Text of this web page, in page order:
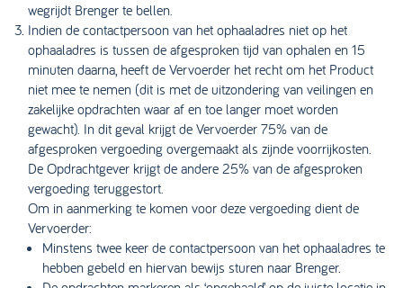
wegrijdt Brenger te bellen.
Indien de contactpersoon van het ophaaladres niet op het
ophaaladres is tussen de afgesproken tijd van ophalen en 15
minuten daarna, heeft de Vervoerder het recht om het Product
niet mee te nemen (dit is met de uitzondering van veilingen en
zakelijke opdrachten waar af en toe langer moet worden
gewacht). In dit geval krijgt de Vervoerder 75% van de
afgesproken vergoeding overgemaakt als zijnde voorrijkosten.
De Opdrachtgever krijgt de andere 25% van de afgesproken
vergoeding teruggestort.
Om in aanmerking te komen voor deze vergoeding dient de
Vervoerder:
Minstens twee keer de contactpersoon van het ophaaladres te
hebben gebeld en hiervan bewijs sturen naar Brenger.